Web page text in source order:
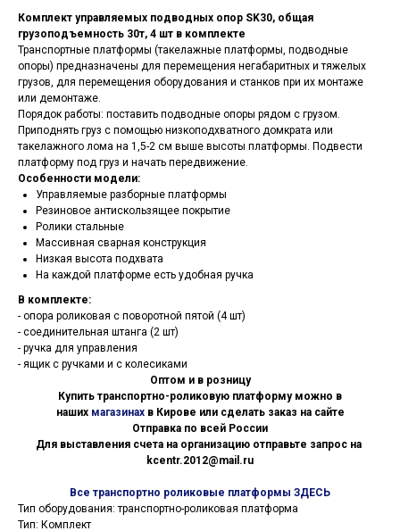
Комплект управляемых подводных опор SK30, общая
грузоподъемность 30т, 4 шт в комплекте
Транспортные платформы (такелажные платформы, подводные
опоры) предназначены для перемещения негабаритных и тяжелых
грузов, для перемещения оборудования и станков при их монтаже
или демонтаже.
Порядок работы: поставить подводные опоры рядом с грузом.
Приподнять груз с помощью низкоподхватного домкрата или
такелажного лома на 1,5-2 см выше высоты платформы. Подвести
платформу под груз и начать передвижение.
Особенности модели:
Управляемые разборные платформы
Резиновое антискользящее покрытие
Ролики стальные
Массивная сварная конструкция
Низкая высота подхвата
На каждой платформе есть удобная ручка
В комплекте:
- опора роликовая с поворотной пятой (4 шт)
- соединительная штанга (2 шт)
- ручка для управления
- ящик с ручками и с колесиками
Оптом и в розницу
Купить транспортно-роликовую платформу можно в
наших магазинахв Кирове или сделать заказ на сайте
Отправка по всей России
Для выставления счета на организацию отправьте запрос на
kcentr.2012@mail.ru
Все транспортно роликовые платформы ЗДЕСЬ
Тип оборудования: транспортно-роликовая платформа
Тип: Комплект